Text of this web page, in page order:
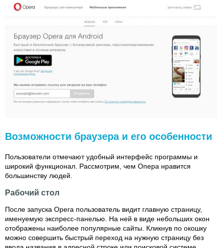
Возможности браузера и его особенности
Пользователи отмечают удобный интерфейс программы и
широкий функционал. Рассмотрим, чем Опера нравится
большинству людей.
Рабочий стол
После запуска Opera пользователь видит главную страницу,
именуемую экспресс-панелью. На ней в виде небольших окон
отображены наиболее популярные сайты. Кликнув по окошку
можно совершить быстрый переход на нужную страницу без